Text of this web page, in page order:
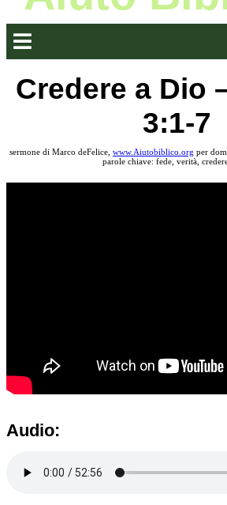
Credere a Dio
3:1-7
sermone di Marco deFelice, www.Aiutobiblico.org per
parole chiave: fede, verità,
Audio: